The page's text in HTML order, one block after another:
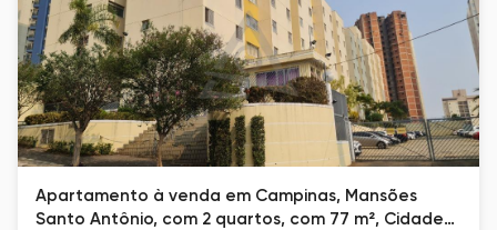
Apartamento à venda em Campinas, Mansões
Santo Antônio, com 2 quartos, com 77 m², Cidade